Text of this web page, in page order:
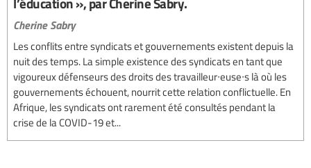
Cherine Sabry
Les conflits entre syndicats et gouvernements existent depuis la
nuit des temps. La simple existence des syndicats en tant que
vigoureux défenseurs des droits des travailleur∙euse∙s là où les
gouvernements échouent, nourrit cette relation conflictuelle. En
Afrique, les syndicats ont rarement été consultés pendant la
crise de la COVID-19 et...